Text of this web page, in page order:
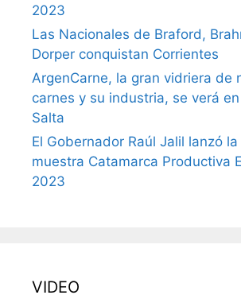
2023
Las Nacionales de Braford,
Dorper conquistan Corrientes
ArgenCarne, la gran vidriera de
carnes y su industria, se verá
Salta
El Gobernador Raúl Jalil lanzó
muestra Catamarca Productiva
2023
VIDEO